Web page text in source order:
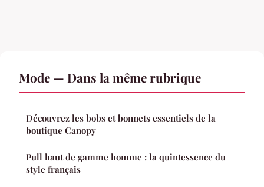
Mode — Dans la même rubrique
Découvrez les bobs et bonnets essentiels de la
boutique Canopy
Pull haut de gamme homme : la quintessence du
style français